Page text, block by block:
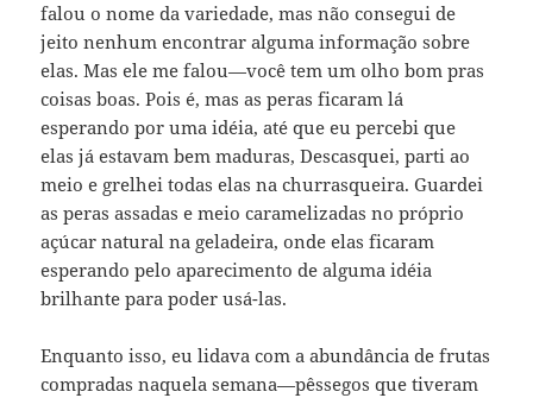
falou o nome da variedade, mas não consegui de
jeito nenhum encontrar alguma informação sobre
elas. Mas ele me falou—você tem um olho bom pras
coisas boas. Pois é, mas as peras ficaram lá
esperando por uma idéia, até que eu percebi que
elas já estavam bem maduras, Descasquei, parti ao
meio e grelhei todas elas na churrasqueira. Guardei
as peras assadas e meio caramelizadas no próprio
açúcar natural na geladeira, onde elas ficaram
esperando pelo aparecimento de alguma idéia
brilhante para poder usá-las.
Enquanto isso, eu lidava com a abundância de frutas
compradas naquela semana—pêssegos que tiveram